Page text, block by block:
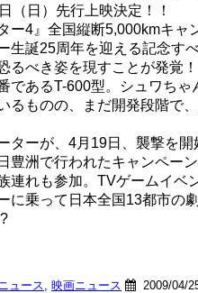
（日）先行上映決定！！
ー4』全国縦断5,000kmキャ
生誕25周年を迎える記念す
るべき姿を現すことが発覚
であるT-600型。シュワち
るものの、まだ開発段階で
ターが、4月19日、襲撃を
豊洲で行われたキャンペー
連れも参加。TVゲームイベ
に乗って日本全国13都市の
ュース 映画ニュース 2009/04/